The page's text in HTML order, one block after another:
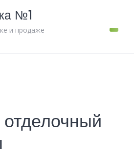
№1
и продаже